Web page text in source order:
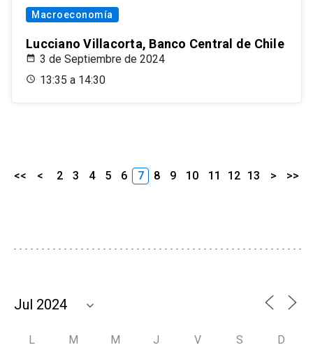
Macroeconomía
Lucciano Villacorta, Banco Central de Chile
3 de Septiembre de 2024
13:35 a 14:30
<< < 2 3 4 5 6 7 8 9 10 11 12 13 > >>
L M M J V S D